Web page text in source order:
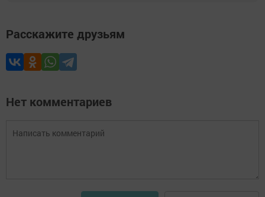
Расскажите друзьям
Нет комментариев